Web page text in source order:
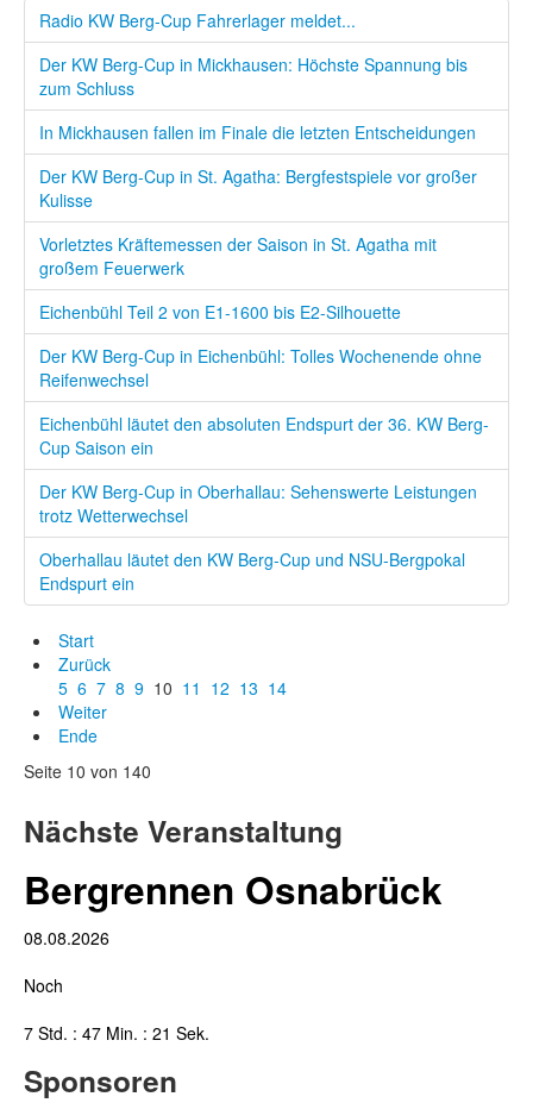
Radio KW Berg-Cup Fahrerlager meldet...
Der KW Berg-Cup in Mickhausen: Höchste Spannung bis
zum Schluss
In Mickhausen fallen im Finale die letzten Entscheidungen
Der KW Berg-Cup in St. Agatha: Bergfestspiele vor großer
Kulisse
Vorletztes Kräftemessen der Saison in St. Agatha mit
großem Feuerwerk
Eichenbühl Teil 2 von E1-1600 bis E2-Silhouette
Der KW Berg-Cup in Eichenbühl: Tolles Wochenende ohne
Reifenwechsel
Eichenbühl läutet den absoluten Endspurt der 36. KW Berg-
Cup Saison ein
Der KW Berg-Cup in Oberhallau: Sehenswerte Leistungen
trotz Wetterwechsel
Oberhallau läutet den KW Berg-Cup und NSU-Bergpokal
Endspurt ein
Start
Zurück
5 6 7 8 9 10 11 12 13 14
Weiter
Ende
Seite 10 von 140
Nächste Veranstaltung
Bergrennen Osnabrück
08.08.2026
Noch
7 Std. : 47 Min. : 20 Sek.
Sponsoren